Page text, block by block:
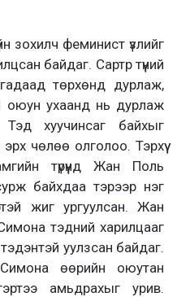
зохилч феминист үзлийг
байдаг. Сартр түүний
төрхөнд дурлаж,
ухаанд нь дурлаж
хуучинсаг байхыг
чөлөө олголоо. Тэрхүү
түрүүнд Жан Поль
байхдаа тэрээр нэг
жиг ургуулсан. Жан
тэдний харилцааг
уулзсан байдаг.
өөрийн оюутан
амьдрахыг урив.